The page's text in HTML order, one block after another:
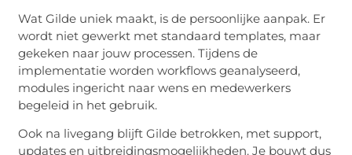
Wat Gilde uniek maakt, is de persoonlijke aanpak. Er
wordt niet gewerkt met standaard templates, maar
gekeken naar jouw processen. Tijdens de
implementatie worden workflows geanalyseerd,
modules ingericht naar wens en medewerkers
begeleid in het gebruik.
Ook na livegang blijft Gilde betrokken, met support,
updates en uitbreidingsmogelijkheden. Je bouwt dus